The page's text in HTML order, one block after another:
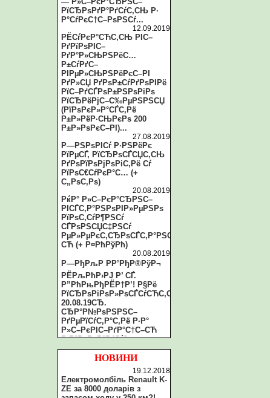
РїСЂРѕРґР°РґСѓС‚СЊ Р·
Р°СѓРєС†С–РѕРЅСѓ...
12.09.2019
РЁСѓРєР°СЋС‚СЊ РІС–
РґРїРѕРІС–
РґР°Р»СЊРЅРёС…
Р±СѓРґС–
РІРµР»СЊРЅРёРєС–РІ
РґР»СЏ РґРѕР±СѓРґРѕРІРё
РїС–РґСЃРѕР±РЅРѕРіРѕ
РїСЂРёРјС–С‰РµРЅРЅСЏ
(РїРѕРєР»Р°СЃС‚Рё
Р±Р»РёР·СЊРєРѕ 200
Р±Р»РѕРєС–РІ)...
27.08.2019
Р—РЅРѕРІСѓ Р·РЅРёРє
РїРµСЃ, РїСЂРѕСЃСЏС‚СЊ
РґРѕРїРѕРјРѕРіС‚Рё Сѓ
РїРѕС€СѓРєР°С… (+
С„РѕС‚Рѕ)
20.08.2019
РќР° Р»С–РєР°СЂРЅС–
РІСЃС‚Р°РЅРѕРІР»РµРЅРѕ
РїРѕС‚СѓР¶РЅСѓ
СЃРѕРЅСЏС‡РЅСѓ
РµР»РµРєС‚СЂРѕСЃС‚Р°РЅС†С–
СЋ (+ Р¤РћРўРћ)
20.08.2019
Р—РђРљР РР’РђР®РўР¬
РЁРљРћР›РЈ Р’ СЃ.
Р”РћРњРђРЁР†Р’! Р§Рё
РїСЂРѕРіРѕР»РѕСЃСѓСЋС‚СЊ
20.08.19СЂ.
СЂР°Р№РѕРЅРЅС–
РґРµРїСѓС‚Р°С‚Рё Р·Р°
Р»С–РєРІС–РґР°С†С–СЋ
Р·Р°РєР»Р°РґСѓ?
20.08.2019
Рў.Р·РІ. СЂР°Р№СЂР°РґР°
РїСЂРѕС†РµСЃ Р»С–РєРІС–
РґР°С†С–С—
СЂР°Р№РѕРЅРєРё С‚Р°
НОВИНИ
19.12.2018
Електромолбіль Renault K-
ZE за 8000 доларів з